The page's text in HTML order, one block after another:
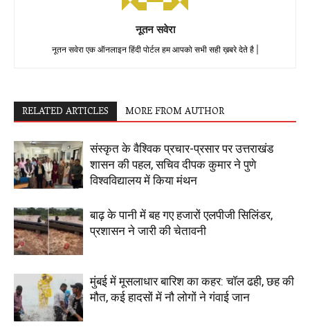
नूतन सवेरा
नूतन सवेरा एक ऑनलाइन हिंदी पोर्टल हम आपको सभी सही ख़बरे देते है |
RELATED ARTICLES MORE FROM AUTHOR
संस्कृत के वैश्विक प्रचार-प्रसार पर उत्तराखंड
शासन की पहल, सचिव दीपक कुमार ने पुणे
विश्वविद्यालय में किया मंथन
बाढ़ के पानी में बह गए हजारों एलपीजी सिलिंडर,
प्रशासन ने जारी की चेतावनी
मुंबई में मूसलाधार बारिश का कहर: चॉल ढही, छह की
मौत, कई हादसों में नौ लोगों ने गंवाई जान